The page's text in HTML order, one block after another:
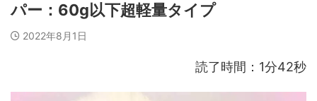
パー：60g以下超軽量タイプ
2022年8月1日
読了時間：1分42秒